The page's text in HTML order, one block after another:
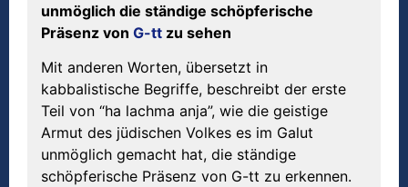
unmöglich die ständige schöpferische
Präsenz von G-tt zu sehen
Mit anderen Worten, übersetzt in
kabbalistische Begriffe, beschreibt der erste
Teil von “ha lachma anja”, wie die geistige
Armut des jüdischen Volkes es im Galut
unmöglich gemacht hat, die ständige
schöpferische Präsenz von G-tt zu erkennen.